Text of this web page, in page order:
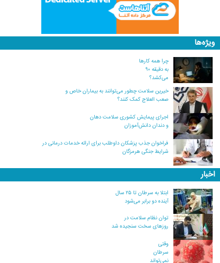
ویژه‌ها
چرا همه کارها
به دقیقه ۹۰
می‌کشد؟
خیرین سلامت چطور می‌توانند به بیماران خاص و
صعب العلاج کمک کنند؟
اجرای پیمایش کشوری سلامت دهان
و دندان دانش‌آموزان
فراخوان جذب پزشکان داوطلب برای ارائه خدمات درمانی در
شرایط جنگی هرمزگان
اخبار
ابتلا به سرطان تا ۲۵ سال
آینده دو برابر می‌شود
توان نظام سلامت در
روزهای سخت سنجیده شد
وقتی
سرطان
نمی‌تواند